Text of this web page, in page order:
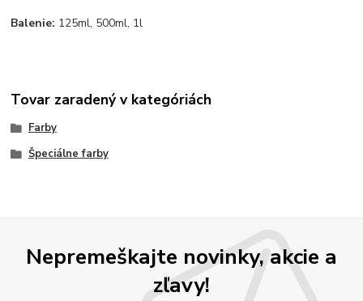
Balenie: 125ml, 500ml, 1l
Tovar zaradený v kategóriách
Farby
Špeciálne farby
Nepremeškajte novinky, akcie a
zľavy!